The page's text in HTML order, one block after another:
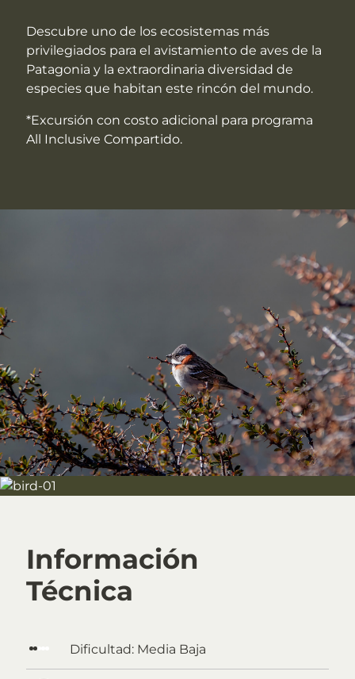
Descubre uno de los ecosistemas más
privilegiados para el avistamiento de aves de la
Patagonia y la extraordinaria diversidad de
especies que habitan este rincón del mundo.
*Excursión con costo adicional para programa
All Inclusive Compartido.
Información
Técnica
Dificultad: Media Baja